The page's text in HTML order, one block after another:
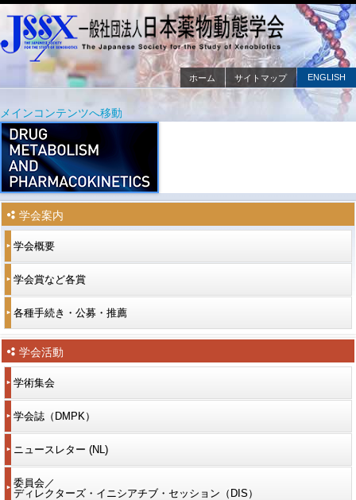
ENGLISH
ホーム サイトマップ
メインメニュー
メインコンテンツへ移動
サブコンテンツへ移動
学会案内
学会概要
学会賞など各賞
各種手続き・公募・推薦
学会活動
学術集会
学会誌（DMPK）
ニュースレター (NL)
委員会／
ディレクターズ・イニシアチブ・セッション（DIS）